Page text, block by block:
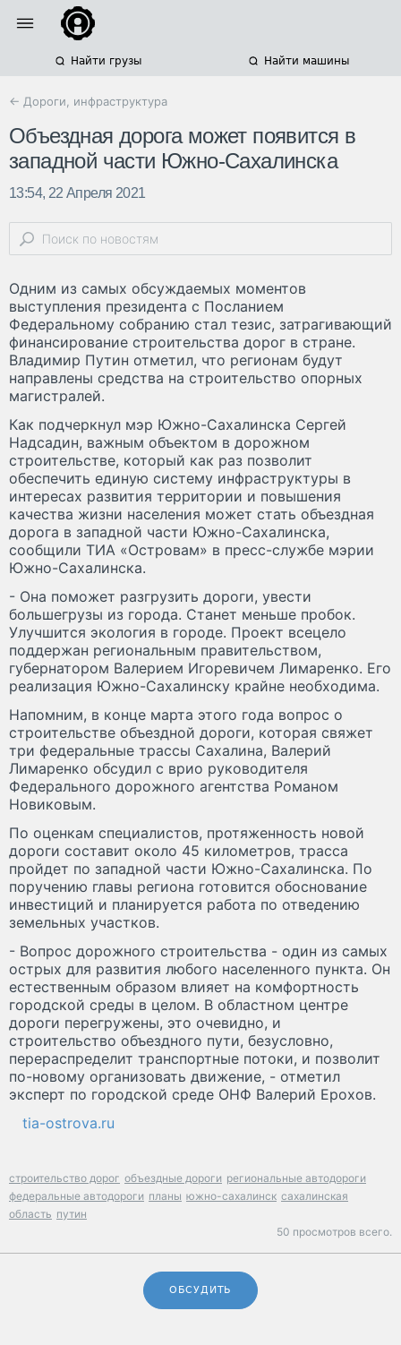
Найти грузы Найти машины
← Дороги, инфраструктура
Объездная дорога может появится в
западной части Южно-Сахалинска
13:54, 22 Апреля 2021
Одним из самых обсуждаемых моментов
выступления президента с Посланием
Федеральному собранию стал тезис, затрагивающий
финансирование строительства дорог в стране.
Владимир Путин отметил, что регионам будут
направлены средства на строительство опорных
магистралей.
Как подчеркнул мэр Южно-Сахалинска Сергей
Надсадин, важным объектом в дорожном
строительстве, который как раз позволит
обеспечить единую систему инфраструктуры в
интересах развития территории и повышения
качества жизни населения может стать объездная
дорога в западной части Южно-Сахалинска,
сообщили ТИА «Островам» в пресс-службе мэрии
Южно-Сахалинска.
- Она поможет разгрузить дороги, увести
большегрузы из города. Станет меньше пробок.
Улучшится экология в городе. Проект всецело
поддержан региональным правительством,
губернатором Валерием Игоревичем Лимаренко. Его
реализация Южно-Сахалинску крайне необходима.
Напомним, в конце марта этого года вопрос о
строительстве объездной дороги, которая свяжет
три федеральные трассы Сахалина, Валерий
Лимаренко обсудил с врио руководителя
Федерального дорожного агентства Романом
Новиковым.
По оценкам специалистов, протяженность новой
дороги составит около 45 километров, трасса
пройдет по западной части Южно-Сахалинска. По
поручению главы региона готовится обоснование
инвестиций и планируется работа по отведению
земельных участков.
- Вопрос дорожного строительства - один из самых
острых для развития любого населенного пункта. Он
естественным образом влияет на комфортность
городской среды в целом. В областном центре
дороги перегружены, это очевидно, и
строительство объездного пути, безусловно,
перераспределит транспортные потоки, и позволит
по-новому организовать движение, - отметил
эксперт по городской среде ОНФ Валерий Ерохов.
tia-ostrova.ru
строительство дорог объездные дороги региональные автодороги
федеральные автодороги планы южно-сахалинск сахалинская
область путин
50 просмотров всего.
ОБСУДИТЬ